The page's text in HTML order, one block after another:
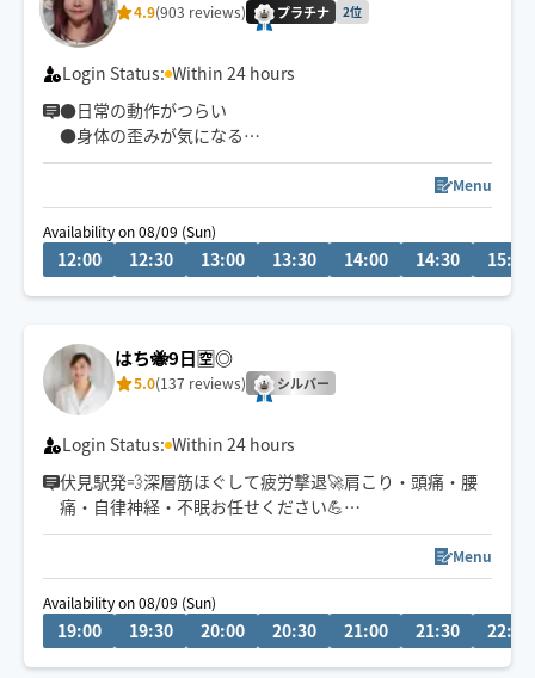
4.9(903 reviews) プラチナ 2位
Login Status: Within 24 hours
●日常の動作がつらい
●身体の歪みが気になる
●趣味や仕事のパフォーマンスを良くしたい
どんなお悩みにも真摯に向き合い身体の痛みや不調、お
客様の気になる所をその場しのぎではなく"根本"から対
応させて頂きます
足の浮腫み
末端冷え性
お客様の身体に合った施術でメニューをご提案させて頂
きます👏
小さなお子さまやペットが居るお宅も歓迎です🐶😺
Menu
Availability on 08/09 (Sun)
12:00 12:30 13:00 13:30 14:00 14:30 15:00
はち🐝9日🈳◎
5.0(137 reviews) シルバー
Login Status: Within 24 hours
伏見駅発💨深層筋ほぐして疲労撃退🚀肩こり・頭痛・腰
痛・自律神経・不眠お任せください💪
チャット💬事前相談対応中
筋肉をもみほぐす手技で可動域が広がり全身整えること
が得意です🐣
Menu
Availability on 08/09 (Sun)
19:00 19:30 20:00 20:30 21:00 21:30 22:00